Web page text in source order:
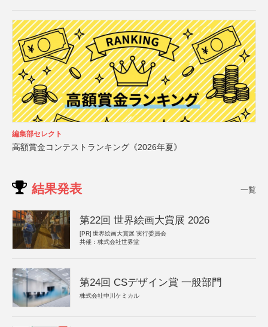
編集部セレクト
高額賞金コンテストランキング《2026年夏》
結果発表 一覧
第22回 世界絵画大賞展 2026
[PR] 世界絵画大賞展 実行委員会
共催：株式会社世界堂
第24回 CSデザイン賞 一般部門
株式会社中川ケミカル